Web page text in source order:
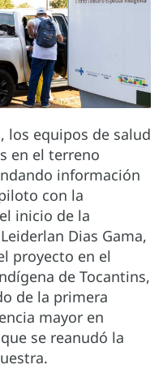
los equipos de salud
en el terreno
información
con la
inicio de la
Dias Gama,
proyecto en el
de Tocantins,
de la primera
mayor en
se reanudó la